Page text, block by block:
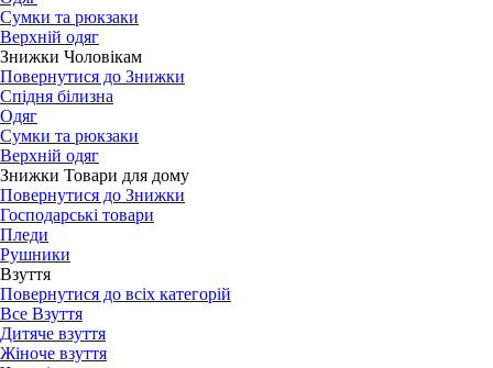
Сумки та рюкзаки
Верхній одяг
Знижки Чоловікам
Повернутися до Знижки
Спідня білизна
Одяг
Сумки та рюкзаки
Верхній одяг
Знижки Товари для дому
Повернутися до Знижки
Господарські товари
Пледи
Рушники
Взуття
Повернутися до всіх категорій
Все Взуття
Дитяче взуття
Жіноче взуття